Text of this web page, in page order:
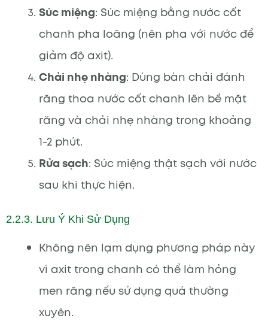
Súc miệng: Súc miệng bằng nước cốt
chanh pha loãng (nên pha với nước để
giảm độ axit).
Chải nhẹ nhàng: Dùng bàn chải đánh
răng thoa nước cốt chanh lên bề mặt
răng và chải nhẹ nhàng trong khoảng
1-2 phút.
Rửa sạch: Súc miệng thật sạch với nước
sau khi thực hiện.
2.2.3. Lưu Ý Khi Sử Dụng
Không nên lạm dụng phương pháp này
vì axit trong chanh có thể làm hỏng
men răng nếu sử dụng quá thường
xuyên.